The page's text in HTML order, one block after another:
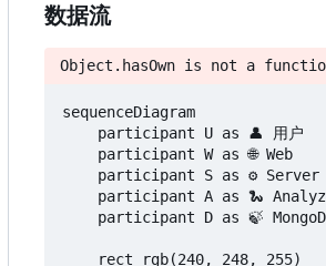
数据流
Object.hasOwn is not a
sequenceDiagram
    participant U as 👤 用户
    participant W as 🌐 Web
    participant S as ⚙️ Server
participant A as 🐍
participant D as 🍃
    rect rgb(240, 248, 255)